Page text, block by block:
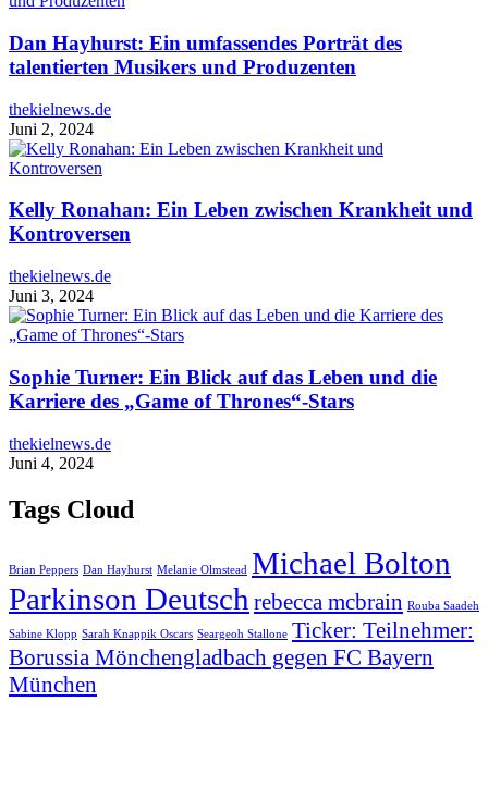
Dan Hayhurst: Ein umfassendes Porträt des
talentierten Musikers und Produzenten
thekielnews.de
Juni 2, 2024
Kelly Ronahan: Ein Leben zwischen Krankheit und
Kontroversen
thekielnews.de
Juni 3, 2024
Sophie Turner: Ein Blick auf das Leben und die
Karriere des „Game of Thrones“-Stars
thekielnews.de
Juni 4, 2024
Tags Cloud
Brian Peppers Dan Hayhurst Melanie Olmstead Michael Bolton
Parkinson Deutsch rebecca mcbrain Rouba Saadeh
Sabine Klopp Sarah Knappik Oscars Seargeoh Stallone Ticker: Teilnehmer:
Borussia Mönchengladbach gegen FC Bayern
München